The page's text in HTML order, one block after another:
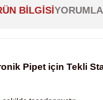
BILGISI
Pipet için Tekli